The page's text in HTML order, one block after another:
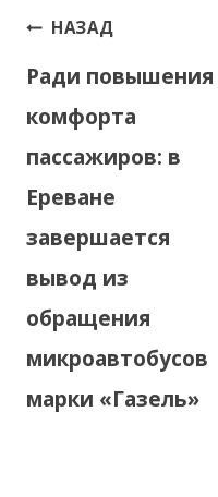
Навигация
записям
НАЗАД
Ради повышения
комфорта
пассажиров: в
Ереване
завершается
вывод из
обращения
микроавтобусов
марки «Газель»